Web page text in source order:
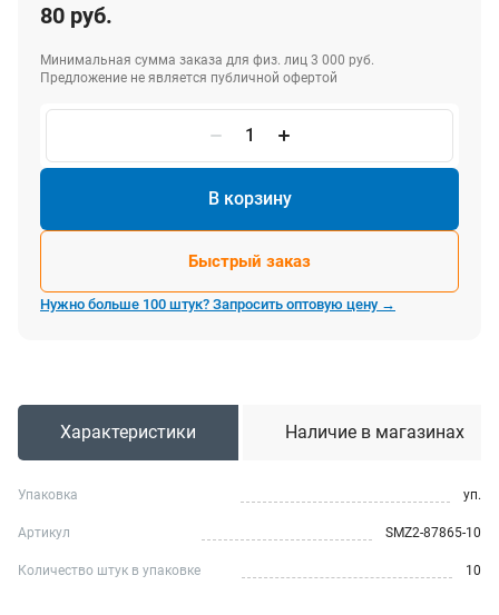
80 руб.
Минимальная сумма заказа для физ. лиц 3 000 руб.
Предложение не является публичной офертой
В корзину
Быстрый заказ
Нужно больше 100 штук? Запросить оптовую цену →
Характеристики Наличие в магазинах
Упаковка уп.
Артикул SMZ2-87865-10
Количество штук в упаковке 10